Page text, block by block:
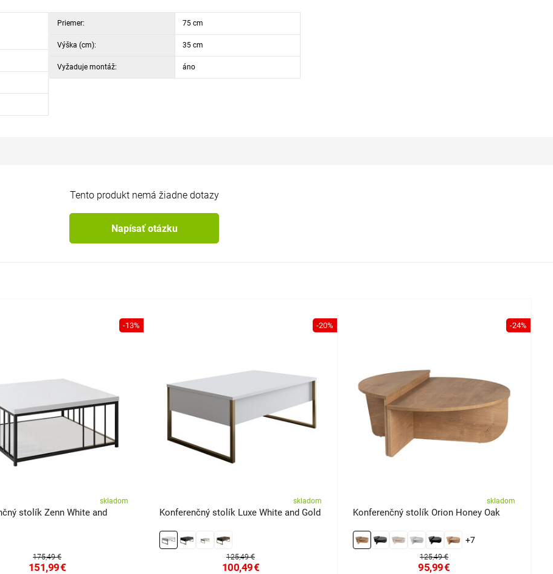
Priemer: 75 cm
Výška (cm): 35 cm
Vyžaduje montáž: áno
Tento produkt nemá žiadne dotazy
Napísať otázku
-13%
skladom
stolík Zenn White and
175,49 €
151,99€
-20%
skladom
Konferenčný stolík Luxe White and Gold
125,49 €
100,49€
-24%
skladom
Konferenčný stolík Orion Honey Oak
+7
125,49 €
95,99€